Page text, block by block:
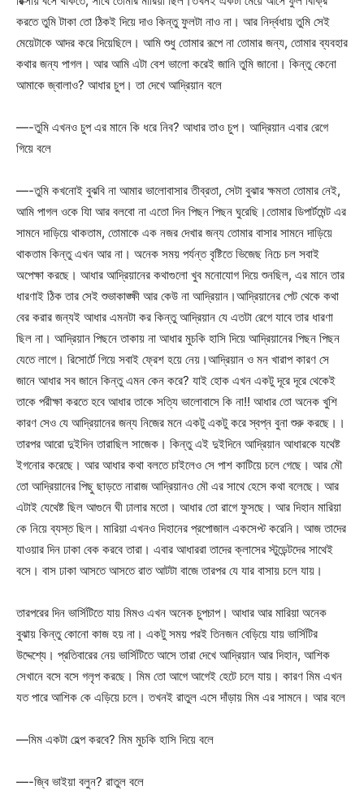
করতে তুমি টাকা তো ঠিকই দিয়ে দাও কিন্তু ফুলটা নাও না। আর নির্দ্বধায় তুমি সেই
মেয়েটাকে আদর করে দিয়েছিলে। আমি শুধু তোমার রূপে না তোমার জন্য, তোমার ব্যবহার
কথার জন্য পাগল। আর আমি এটা বেশ ভালো করেই জানি তুমি জানো। কিন্তু কেনো
আমাকে জ্বালাও? আধার চুপ। তা দেখে আদ্রিয়ান বলে
—-তুমি এখনও চুপ এর মানে কি ধরে নিব? আধার তাও চুপ। আদ্রিয়ান এবার রেগে
গিয়ে বলে
—-তুমি কখনোই বুঝবি না আমার ভালোবাসার তীব্রতা, সেটা বুঝার ক্ষমতা তোমার নেই,
আমি পাগল ওকে যাি আর বলবো না এতো দিন পিছন পিছন ঘুরেছি।তোমার ডিপার্টমেন্ট এর
সামনে দাড়িয়ে থাকতাম, তোমাকে এক নজর দেখার জন্য তোমার বাসার সামনে দাড়িয়ে
থাকতাম কিন্তু এখন আর না। অনেক সময় পর্যন্ত বৃষ্টিতে ভিজেছ নিচে চল সবাই
অপেক্ষা করছে। আধার আদ্রিয়ানের কথাগুলো খুব মনোযোগ দিয়ে শুনছিল, এর মানে তার
ধারণাই ঠিক তার সেই শুভাকাঙ্ক্ষী আর কেউ না আদ্রিয়ান।আদ্রিয়ানের পেট থেকে কথা
বের করার জন্যই আধার এমনটা কর কিন্তু আদ্রিয়ান যে এতটা রেগে যাবে তার ধারণা
ছিল না। আদ্রিয়ান পিছনে তাকায় না আধার মুচকি হাসি দিয়ে আদ্রিয়ানের পিছন পিছন
যেতে লাগে। রিসোর্টে গিয়ে সবাই ফ্রেশ হয়ে নেয়।আদ্রিয়ান ও মন খারাপ কারণ সে
জানে আধার সব জানে কিন্তু এমন কেন করে? যাই হোক এখন একটু দূরে দূরে থেকেই
তাকে পরীক্ষা করতে হবে আধার তাকে সত্যি ভালোবাসে কি না!! আধার তো অনেক খুশি
কারণ সেও যে আদ্রিয়ানের জন্য নিজের মনে একটু একটু করে স্বপ্ন বুনা শুরু করছে।।
তারপর আরো দুইদিন তারাছিল সাজেক। কিন্তু এই দুইদিনে আদ্রিয়ান আধারকে যথেষ্ট
ইগনোর করেছে। আর আধার কথা বলতে চাইলেও সে পাশ কাটিয়ে চলে গেছে। আর মৌ
তো আদ্রিয়ানের পিছু ছাড়তে নারাজ আদ্রিয়ানও মৌ এর সাথে হেসে কথা বলেছে। আর
এটাই যেথেষ্ট ছিল আগুনে ঘী ঢালার মতো। আধার তো রাগে ফুসছে। আর দিহান মারিয়া
কে নিয়ে ব্যস্ত ছিল। মারিয়া এখনও দিহানের প্রপোজাল একসেপ্ট করেনি। আজ তাদের
যাওয়ার দিন ঢাকা বেক করবে তারা। এবার আধাররা তাদের ক্লাসের স্টুডেন্টদের সাথেই
বসে। বাস ঢাকা আসতে আসতে রাত আটটা বাজে তারপর যে যার বাসায় চলে যায়।
তারপরের দিন ভার্সিটিতে যায় মিমও এখন অনেক চুপচাপ। আধার আর মারিয়া অনেক
বুঝায় কিন্তু কোনো কাজ হয় না। একটু সময় পরই তিনজন বেড়িয়ে যায় ভার্সিটির
উদ্দেশ্যে। প্রতিবারের নেয় ভার্সিটিতে আসে তারা দেখে আদ্রিয়ান আর দিহান, আশিক
সেখানে বসে বসে গলৃপ করছে। মিম তো আগে আগেই হেটে চলে যায়। কারণ মিম এখন
যত পারে আশিক কে এড়িয়ে চলে। তখনই রাতুল এসে দাঁড়ায় মিম এর সামনে। আর বলে
—মিম একটা হেল্প করবে? মিম মুচকি হাসি দিয়ে বলে
—-জ্বি ভাইয়া বলুন? রাতুল বলে